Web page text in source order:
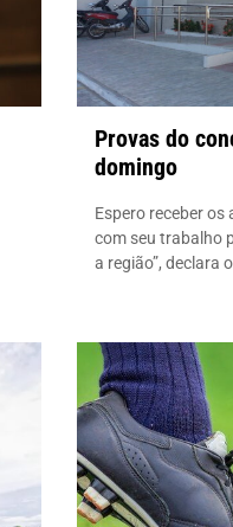
Provas do
domingo
Espero receber
com seu trabalho
a região”, declara